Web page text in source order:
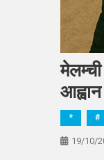
आह्वान
* #
19/10/